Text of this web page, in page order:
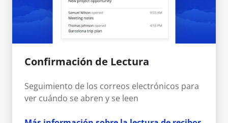
Confirmación de Lectura
Seguimiento de los correos electrónicos para
ver cuándo se abren y se leen